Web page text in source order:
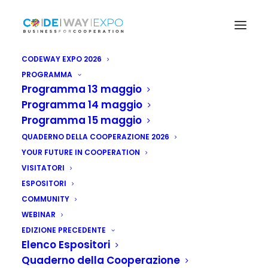
CODEWAY EXPO 2026
PROGRAMMA
Programma 13 maggio
Programma 14 maggio
Programma 15 maggio
QUADERNO DELLA COOPERAZIONE 2026
YOUR FUTURE IN COOPERATION
VISITATORI
ESPOSITORI
COMMUNITY
WEBINAR
EDIZIONE PRECEDENTE
Elenco Espositori
Quaderno della Cooperazione
Kenya: tratta di
esseri umani,